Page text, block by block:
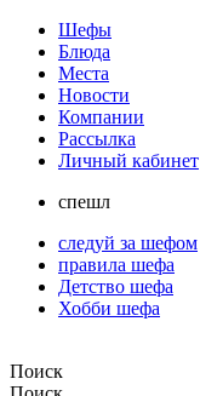
Шефы
Блюда
Места
Новости
Компании
Рассылка
Личный кабинет
спешл
следуй за шефом
правила шефа
Детство шефа
Хобби шефа
Поиск